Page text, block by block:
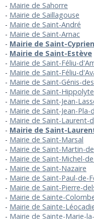
Mairie de Sahorre
Mairie de Saillagouse
Mairie de Saint-André
Mairie de Saint-Arnac
Mairie de Saint-Cyprien
Mairie de Saint-Estève
Mairie de Saint-Féliu-
Mairie de Saint-Féliu-
Mairie de Saint-Génis-
Mairie de Saint-Hippolyte
Mairie de Saint-Jean-
Mairie de Saint-Jean-Pla-
Mairie de Saint-Laurent-
Mairie de Saint-
Mairie de Saint-Marsal
Mairie de Saint-Martin-
Mairie de Saint-Michel-
Mairie de Saint-Nazaire
Mairie de Saint-Paul-de-
Mairie de Saint-Pierre-
Mairie de Sainte-
Mairie de Sainte-
Mairie de Sainte-Marie-